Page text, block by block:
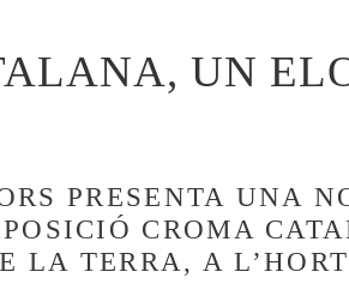
UN
PRESENTA UNA
CROMA
LA TERRA, A